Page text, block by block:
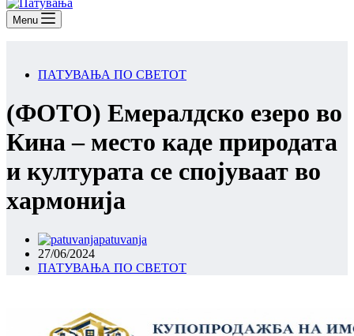
Menu
ПАТУВАЊА ПО СВЕТОТ
(ФОТО) Емералдско езеро во
Кина – место каде природата
и културата се спојуваат во
хармонија
patuvanja
27/06/2024
ПАТУВАЊА ПО СВЕТОТ